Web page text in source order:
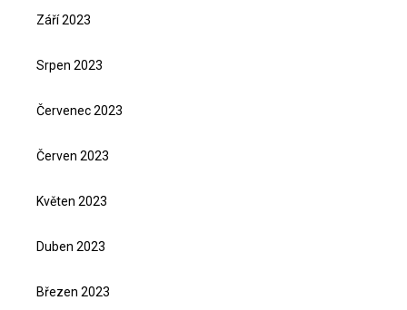
Září 2023
Srpen 2023
Červenec 2023
Červen 2023
Květen 2023
Duben 2023
Březen 2023